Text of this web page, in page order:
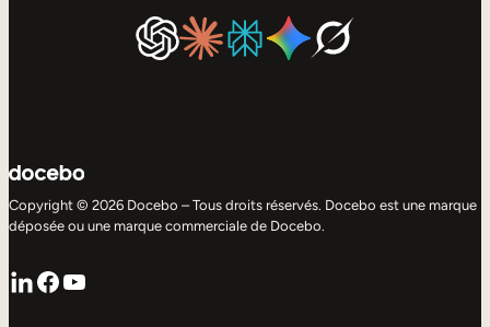
Copyright © 2026 Docebo – Tous droits réservés. Docebo est une marque
déposée ou une marque commerciale de Docebo.
LinkedIn
Facebook
YouTube